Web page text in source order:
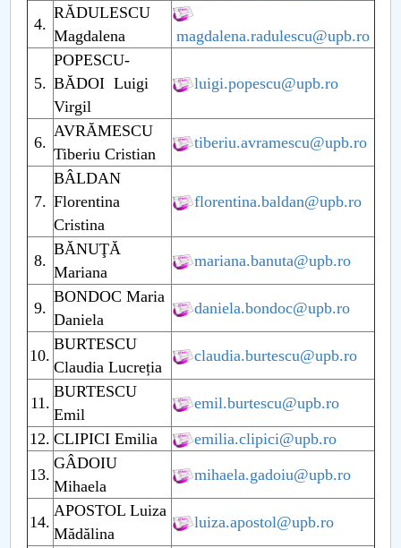
Studenți
Ghiduri pentru STUDENȚI
Relații Publice
Relații Internaționale
PNRR
Proiect PRIM STUD
Proiect SU-ETIC
Protecția datelor personale
UNIVERSITATE pentru comunitate
IOSUD/CSUD-Doctorate
Comisie de etica unversitară
Evenimente CUP
Accesibilitate pentru studenții cu dizabilități
4.
RĂDULESCU
Magdalena
magdalena.radulescu@upb.ro
5.
POPESCU-
BĂDOI Luigi
Virgil
luigi.popescu@upb.ro
6.
AVRĂMESCU
Tiberiu Cristian
tiberiu.avramescu@upb.ro
7.
BÂLDAN
Florentina
Cristina
florentina.baldan@upb.ro
8.
BĂNUŢĂ
Mariana
mariana.banuta@upb.ro
9.
BONDOC Maria
Daniela
daniela.bondoc@upb.ro
10.
BURTESCU
Claudia Lucreția
claudia.burtescu@upb.ro
11.
BURTESCU
Emil
emil.burtescu@upb.ro
12. CLIPICI Emilia
emilia.clipici@upb.ro
13.
GÂDOIU
Mihaela
mihaela.gadoiu@upb.ro
14.
APOSTOL Luiza
Mădălina
luiza.apostol@upb.ro